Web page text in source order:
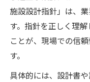
施設設計指針」は、
す。指針を正しく理
ことが、現場での信
す。
具体的には、設計書